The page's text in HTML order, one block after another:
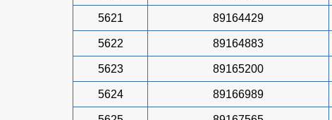
5621 89164429
5622 89164883
5623 89165200
5624 89166989